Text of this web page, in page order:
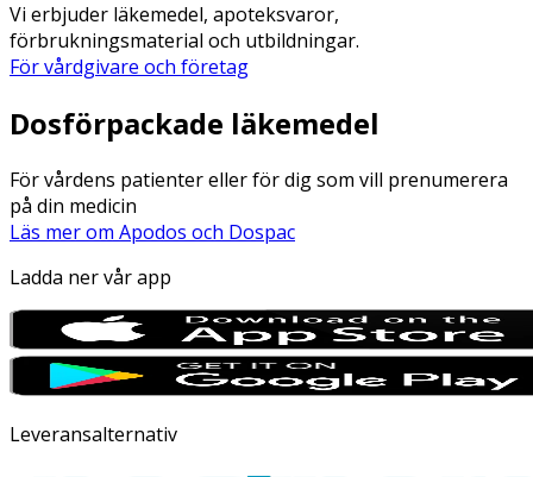
Vi erbjuder läkemedel, apoteksvaror,
förbrukningsmaterial och utbildningar.
För vårdgivare och företag
Dosförpackade läkemedel
För vårdens patienter eller för dig som vill prenumerera
på din medicin
Läs mer om Apodos och Dospac
Ladda ner vår app
Leveransalternativ